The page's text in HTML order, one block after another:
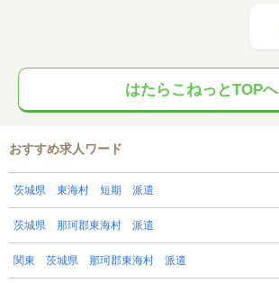
はたらこねっとTOPへ
おすすめ求人ワード
茨城県 東海村 短期 派遣
茨城県 那珂郡東海村 派遣
関東 茨城県 那珂郡東海村 派遣